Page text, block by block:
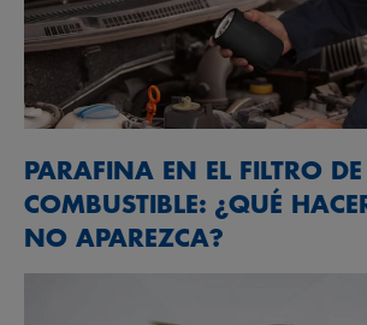
PARAFINA EN EL FILTRO DE
COMBUSTIBLE: ¿QUÉ
NO APAREZCA?